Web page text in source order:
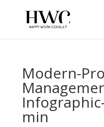
Modern-
min